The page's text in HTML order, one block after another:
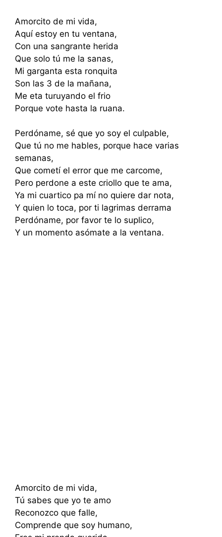
Amorcito de mi vida,
Aquí estoy en tu ventana,
Con una sangrante herida
Que solo tú me la sanas,
Mi garganta esta ronquita
Son las 3 de la mañana,
Me eta turuyando el frio
Porque vote hasta la ruana.
Perdóname, sé que yo soy el culpable,
Que tú no me hables, porque hace varias
semanas,
Que cometí el error que me carcome,
Pero perdone a este criollo que te ama,
Ya mi cuartico pa mí no quiere dar nota,
Y quien lo toca, por ti lagrimas derrama
Perdóname, por favor te lo suplico,
Y un momento asómate a la ventana.
Amorcito de mi vida,
Tú sabes que yo te amo
Reconozco que falle,
Comprende que soy humano,